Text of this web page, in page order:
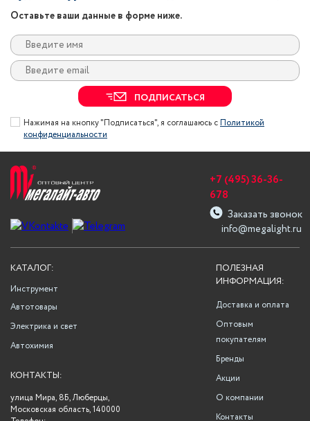
Оставьте ваши данные в форме ниже.
ПОДПИСАТЬСЯ
Нажимая на кнопку "Подписаться", я соглашаюсь сПолитикой
конфиденциальности
info@megalight.ru
+7 (495) 36-36-
678
Заказать звонок
ПОЛЕЗНАЯ
ИНФОРМАЦИЯ:
Доставка и оплата
Оптовым
покупателям
Бренды
Акции
О компании
Контакты
КАТАЛОГ:
Инструмент
Автотовары
Электрика и свет
Автохимия
КОНТАКТЫ:
улица Мира, 8Б, Люберцы,
Московская область, 140000